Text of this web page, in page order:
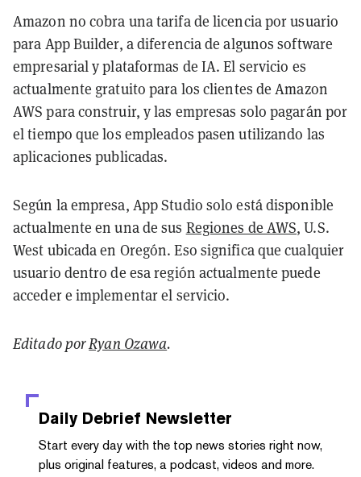
Amazon no cobra una tarifa de licencia por usuario
para App Builder, a diferencia de algunos software
empresarial y plataformas de IA. El servicio es
actualmente gratuito para los clientes de Amazon
AWS para construir, y las empresas solo pagarán por
el tiempo que los empleados pasen utilizando las
aplicaciones publicadas.
Según la empresa, App Studio solo está disponible
actualmente en una de sus Regiones de AWS, U.S.
West ubicada en Oregón. Eso significa que cualquier
usuario dentro de esa región actualmente puede
acceder e implementar el servicio.
Editado porRyan Ozawa.
Daily Debrief Newsletter
Start every day with the top news stories right now,
plus original features, a podcast, videos and more.